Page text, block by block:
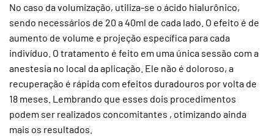
No caso da volumização, utiliza-se o ácido hialurônico,
sendo necessários de 20 a 40ml de cada lado. O efeito é de
aumento de volume e projeção específica para cada
indivíduo. O tratamento é feito em uma única sessão com a
anestesia no local da aplicação. Ele não é doloroso, a
recuperação é rápida com efeitos duradouros por volta de
18 meses. Lembrando que esses dois procedimentos
podem ser realizados concomitantes , otimizando ainda
mais os resultados.